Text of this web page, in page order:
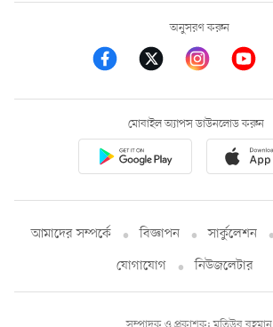
অনুসরণ করুন
মোবাইল অ্যাপস ডাউনলোড করুন
আমাদের সম্পর্কে বিজ্ঞাপন সার্কুলেশন
যোগাযোগ
নিউজলেটার